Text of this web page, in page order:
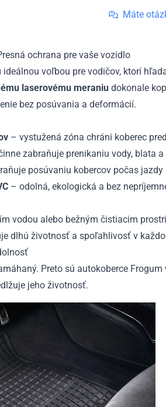
Máte
ochrana pre vaše vozidlo
ideálnou voľbou pre vodičov, ktorí
laserovému meraniu dokonale
bez posúvania a deformácií.
– vystužená zóna chráni koberec
zabraňuje prenikaniu vody, blata
posúvaniu kobercov počas
– odolná, ekologická a bez
vodou alebo bežným čistiacim
dlhú životnosť a spoľahlivosť v
Preto sú autokoberce Frogum
jeho životnosť.